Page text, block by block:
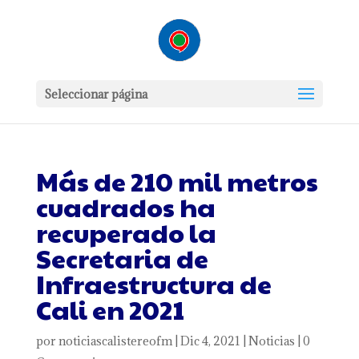
Seleccionar página
Más de 210 mil metros
cuadrados ha
recuperado la
Secretaria de
Infraestructura de
Cali en 2021
por noticiascalistereofm| Dic 4, 2021 Noticias 0